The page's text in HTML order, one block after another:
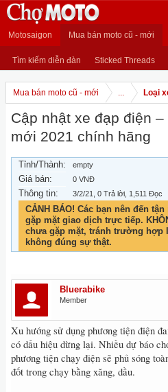
Motosaigon Mua bán moto cũ - mới
Tìm kiếm diễn đàn Sticked Threads
Mua bán moto cũ - mới ... Loại
Cập nhật xe đạp điện
mới 2021 chính hãng
Tỉnh/Thành: empty
Giá bán: 0 VNĐ
Thông tin: 3/2/21 , 0 Trả lời, 1,511 Đọc
CẢNH BÁO! Các bạn nên đến
gặp mặt giao dịch trực tiếp.
chưa gặp mặt, tránh trường hợp
không đúng sự thật.
Bluerabike
Member
Xu hướng sử dụng phương tiện điện
có dấu hiệu dừng lại. Nhiều dự báo
phương tiện chạy điện sẽ phủ sóng
đốt trong chạy bằng xăng, dầu.